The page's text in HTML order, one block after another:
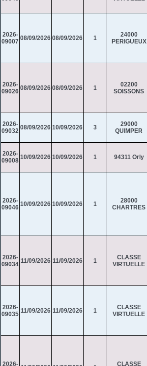
2026-
09007 08/09/2026 08/09/2026 1
24000
PERIGUEUX
2026-
09026 08/09/2026 08/09/2026 1
02200
SOISSONS
2026-
09032 08/09/2026 10/09/2026 3
29000
QUIMPER
2026-
09008 10/09/2026 10/09/2026 1 94311 Orly
2026-
09046 10/09/2026 10/09/2026 1
28000
CHARTRES
2026-
09034 11/09/2026 11/09/2026 1
CLASSE
VIRTUELLE
2026-
09035 11/09/2026 11/09/2026 1
CLASSE
VIRTUELLE
2026-
CLASSE